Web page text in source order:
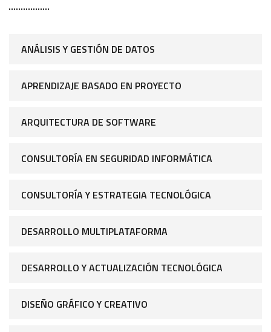
ANÁLISIS Y GESTIÓN DE DATOS
APRENDIZAJE BASADO EN PROYECTO
ARQUITECTURA DE SOFTWARE
CONSULTORÍA EN SEGURIDAD INFORMÁTICA
CONSULTORÍA Y ESTRATEGIA TECNOLÓGICA
DESARROLLO MULTIPLATAFORMA
DESARROLLO Y ACTUALIZACIÓN TECNOLÓGICA
DISEÑO GRÁFICO Y CREATIVO